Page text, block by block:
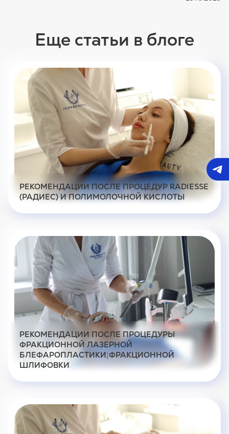
Еще статьи в блоге
РЕКОМЕНДАЦИИ ПОСЛЕ ПРОЦЕДУР RADIESSE
(РАДИЕС) И ПОЛИМОЛОЧНОЙ КИСЛОТЫ
РЕКОМЕНДАЦИИ ПОСЛЕ ПРОЦЕДУРЫ
ФРАКЦИОННОЙ ЛАЗЕРНОЙ
БЛЕФАРОПЛАСТИКИ/ФРАКЦИОННОЙ
ШЛИФОВКИ